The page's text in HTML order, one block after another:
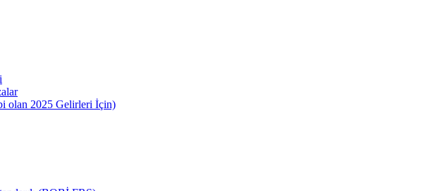
olan 2025 Gelirleri İçin)